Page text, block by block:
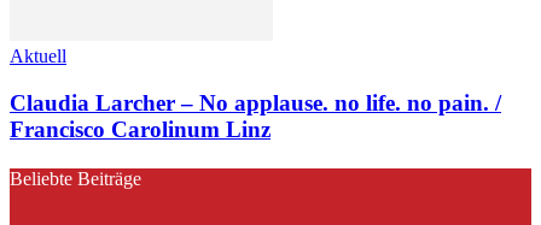
Aktuell
Claudia Larcher – No applause. no life. no pain. /
Francisco Carolinum Linz
Beliebte Beiträge